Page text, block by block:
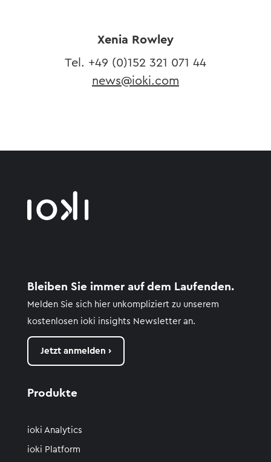
Xenia Rowley
Tel. ​+49 (0)152 321 071 44
news@ioki.com
Bleiben Sie immer auf dem Laufenden.
Melden Sie sich hier unkompliziert zu unserem
kostenlosen ioki insights Newsletter an.
Jetzt anmelden ›
Produkte
ioki Analytics
ioki Platform